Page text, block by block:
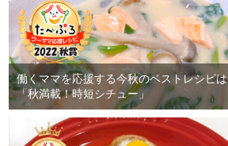
働くママを応援する今秋のベストレシピは
「秋満載！時短シチュー」